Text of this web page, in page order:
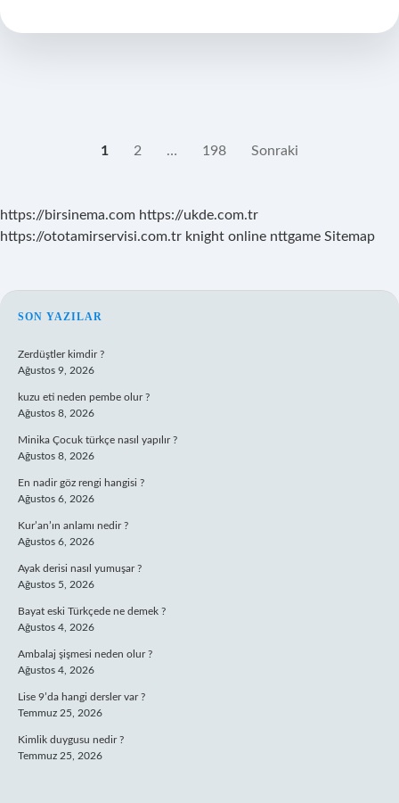
1 2 … 198 Sonraki
https://birsinema.com https://ukde.com.tr
https://ototamirservisi.com.tr knight online nttgame Sitemap
SIDEBAR
SON YAZILAR
Zerdüştler kimdir ?
Ağustos 9, 2026
kuzu eti neden pembe olur ?
Ağustos 8, 2026
Minika Çocuk türkçe nasıl yapılır ?
Ağustos 8, 2026
En nadir göz rengi hangisi ?
Ağustos 6, 2026
Kur’an’ın anlamı nedir ?
Ağustos 6, 2026
Ayak derisi nasıl yumuşar ?
Ağustos 5, 2026
Bayat eski Türkçede ne demek ?
Ağustos 4, 2026
Ambalaj şişmesi neden olur ?
Ağustos 4, 2026
Lise 9’da hangi dersler var ?
Temmuz 25, 2026
Kimlik duygusu nedir ?
Temmuz 25, 2026